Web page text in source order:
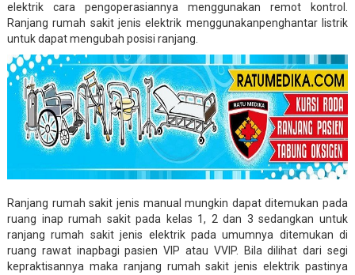
elektrik cara pengoperasiannya menggunakan remot kontrol.
Ranjang rumah sakit jenis elektrik menggunakanpenghantar listrik
untuk dapat mengubah posisi ranjang.
Ranjang rumah sakit jenis manual mungkin dapat ditemukan pada
ruang inap rumah sakit pada kelas 1, 2 dan 3 sedangkan untuk
ranjang rumah sakit jenis elektrik pada umumnya ditemukan di
ruang rawat inapbagi pasien VIP atau VVIP. Bila dilihat dari segi
kepraktisannya maka ranjang rumah sakit jenis elektrik pastinya